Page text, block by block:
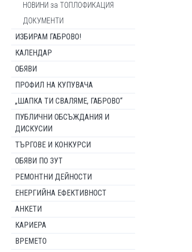
НОВИНИ за ТОПЛОФИКАЦИЯ
ДОКУМЕНТИ
ИЗБИРАМ ГАБРОВО!
КАЛЕНДАР
ОБЯВИ
ПРОФИЛ НА КУПУВАЧА
„ШАПКА ТИ СВАЛЯМЕ, ГАБРОВО“
ПУБЛИЧНИ ОБСЪЖДАНИЯ И
ДИСКУСИИ
ТЪРГОВЕ И КОНКУРСИ
ОБЯВИ ПО ЗУТ
РЕМОНТНИ ДЕЙНОСТИ
ЕНЕРГИЙНА ЕФЕКТИВНОСТ
АНКЕТИ
КАРИЕРА
ВРЕМЕТО